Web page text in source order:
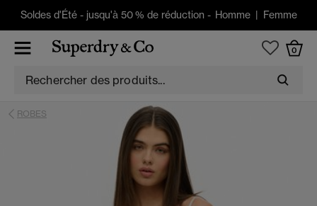
Soldes d'Été -jusqu'à 50 % de réduction - Homme| Femme
0
ROBES